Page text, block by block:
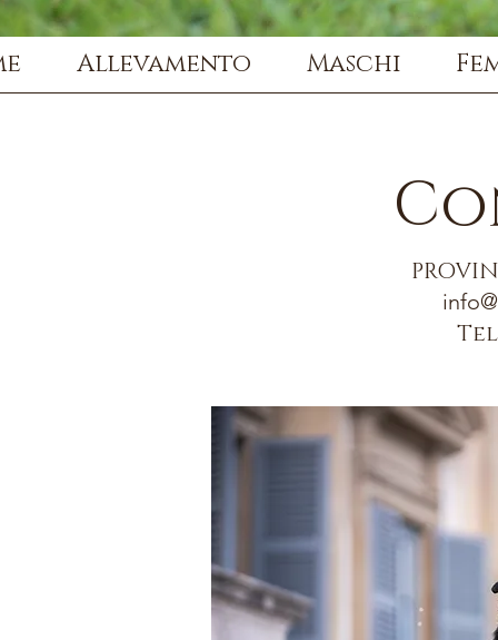
Allevamento Maschi